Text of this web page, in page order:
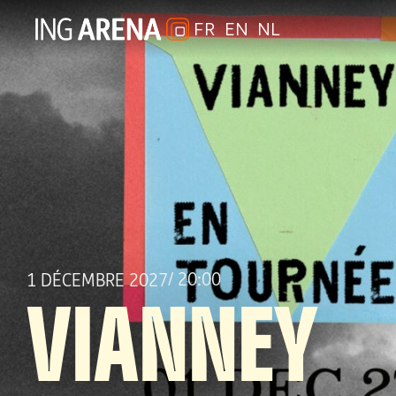
FR EN NL
1 DÉCEMBRE 2027/ 20:00
VIANNEY